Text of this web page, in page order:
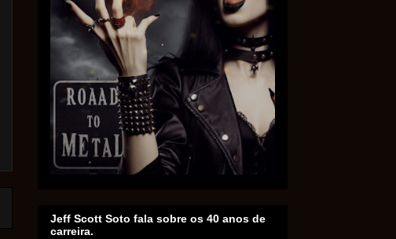
Jeff Scott Soto fala sobre os 40 anos de
carreira.